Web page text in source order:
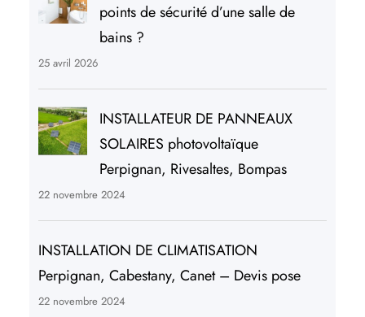
points de sécurité d’une salle de
bains ?
25 avril 2026
INSTALLATEUR DE PANNEAUX
SOLAIRES photovoltaïque
Perpignan, Rivesaltes, Bompas
22 novembre 2024
INSTALLATION DE CLIMATISATION
Perpignan, Cabestany, Canet – Devis pose
22 novembre 2024